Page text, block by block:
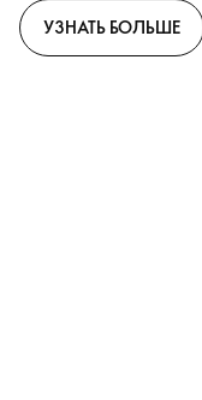
УЗНАТЬ БОЛЬШЕ